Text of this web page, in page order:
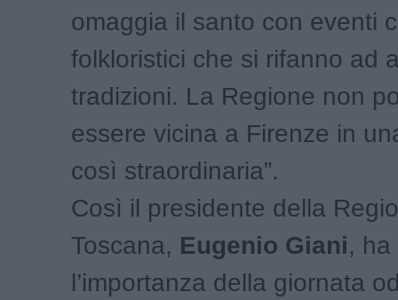
omaggia il santo con eventi
folkloristici che si rifanno ad
tradizioni. La Regione non
essere vicina a Firenze in
così straordinaria”.
Così il presidente della
Toscana, Eugenio Giani,
l’importanza della giornata